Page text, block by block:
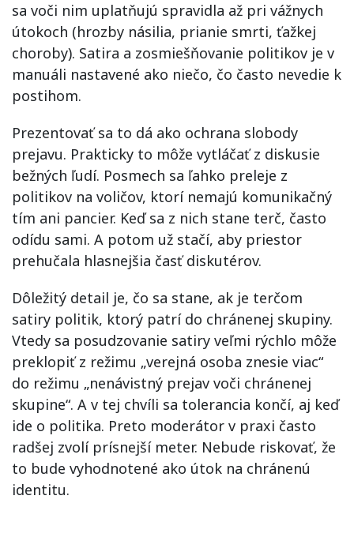
sa voči nim uplatňujú spravidla až pri vážnych
útokoch (hrozby násilia, prianie smrti, ťažkej
choroby). Satira a zosmiešňovanie politikov je v
manuáli nastavené ako niečo, čo často nevedie k
postihom.
Prezentovať sa to dá ako ochrana slobody
prejavu. Prakticky to môže vytláčať z diskusie
bežných ľudí. Posmech sa ľahko preleje z
politikov na voličov, ktorí nemajú komunikačný
tím ani pancier. Keď sa z nich stane terč, často
odídu sami. A potom už stačí, aby priestor
prehučala hlasnejšia časť diskutérov.
Dôležitý detail je, čo sa stane, ak je terčom
satiry politik, ktorý patrí do chránenej skupiny.
Vtedy sa posudzovanie satiry veľmi rýchlo môže
preklopiť z režimu „verejná osoba znesie viac“
do režimu „nenávistný prejav voči chránenej
skupine“. A v tej chvíli sa tolerancia končí, aj keď
ide o politika. Preto moderátor v praxi často
radšej zvolí prísnejší meter. Nebude riskovať, že
to bude vyhodnotené ako útok na chránenú
identitu.